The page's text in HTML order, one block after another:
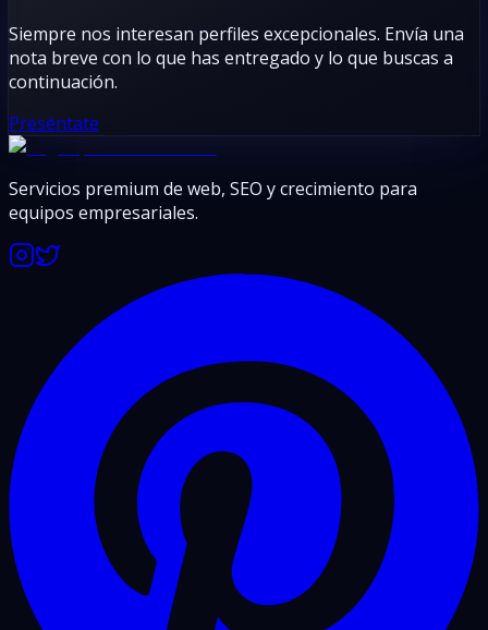
Siempre nos interesan perfiles excepcionales. Envía una
nota breve con lo que has entregado y lo que buscas a
continuación.
Preséntate
Servicios premium de web, SEO y crecimiento para
equipos empresariales.